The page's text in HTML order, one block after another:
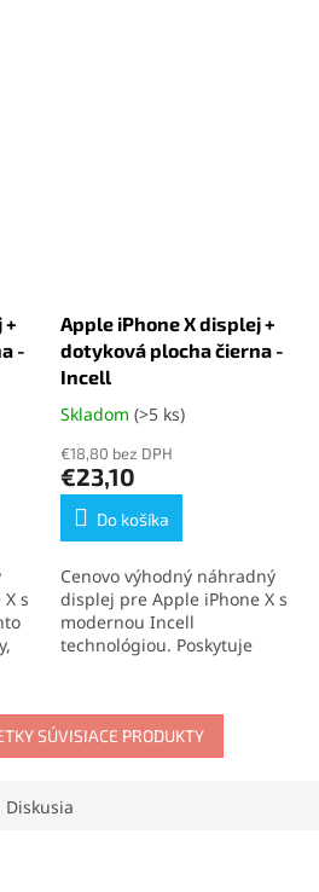
+
-
s
Apple iPhone X displej +
dotyková plocha čierna -
Incell
Priemerné
produktu
je
5,0
hviezdičiek.
Skladom (>5 ks)
€18,80 bez DPH
€23,10
Do košíka
Cenovo výhodný náhradný
displej pre Apple iPhone X s
modernou Incell
technológiou. Poskytuje
podporu technológie 3D
Touch. Ideálna voľba na
rýchlu a spoľahlivú výmenu
SÚVISIACE PRODUKTY
Diskusia